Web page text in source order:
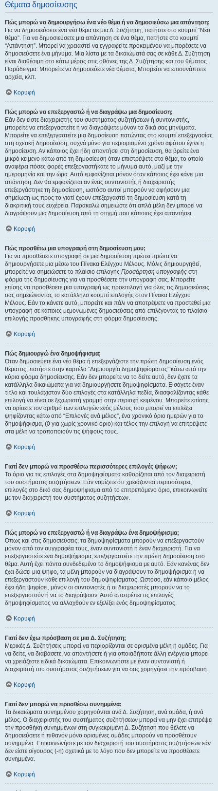
Θέματα δημοσίευσης
Πώς μπορώ να δημιουργήσω ένα νέο θέμα ή να δημοσιεύσω μια απάντηση;
Για να δημοσιεύσετε ένα νέο θέμα σε μια Δ. Συζήτηση, πατήστε στο κουμπί “Νέο
θέμα”. Για να δημοσιεύσετε μια απάντηση σε ένα θέμα, πατήστε στο κουμπί
“Απάντηση”. Μπορεί να χρειαστεί να εγγραφείτε προκειμένου να μπορέσετε να
δημοσιεύσετε ένα μήνυμα. Μια λίστα με τα δικαιώματά σας σε κάθε Δ. Συζήτηση
είναι διαθέσιμη στο κάτω μέρος στις οθόνες της Δ. Συζήτησης και του θέματος.
Παράδειγμα: Μπορείτε να δημοσιεύετε νέα θέματα, Μπορείτε να επισυνάπτετε
αρχεία, κλπ.
Κορυφή
Πώς μπορώ να επεξεργαστώ ή να διαγράψω μια δημοσίευση;
Εάν δεν είστε διαχειριστής του συστήματος συζητήσεων ή συντονιστής,
μπορείτε να επεξεργαστείτε ή να διαγράψετε μόνον τα δικά σας μηνύματα.
Μπορείτε να επεξεργαστείτε μια δημοσίευση πατώντας στο κουμπί επεξεργασίας
στη σχετική δημοσίευση, συχνά μόνο για περιορισμένο χρόνο αφότου έγινε η
δημοσίευση. Αν κάποιος έχει ήδη απαντήσει στη δημοσίευση, θα βρείτε ένα
μικρό κείμενο κάτω από τη δημοσίευση όταν επιστρέψετε στο θέμα, το οποίο
αναφέρει πόσες φορές επεξεργαστήκατε το μήνυμα αυτό, μαζί με την
ημερομηνία και την ώρα. Αυτό εμφανίζεται μόνον όταν κάποιος έχει κάνει μια
απάντηση. Δεν θα εμφανίζεται αν ένας συντονιστής ή διαχειριστής
επεξεργάστηκε τη δημοσίευση, ωστόσο αυτοί μπορούν να αφήσουν μια
σημείωση ως προς το γιατί έχουν επεξεργαστεί τη δημοσίευση κατά τη
διακριτική τους ευχέρεια. Παρακαλώ σημειώστε ότι απλά μέλη δεν μπορεί να
διαγράψουν μια δημοσίευση από τη στιγμή που κάποιος έχει απαντήσει.
Κορυφή
Πώς προσθέτω μια υπογραφή στη δημοσίευση μου;
Για να προσθέσετε υπογραφή σε μια δημοσίευση πρέπει πρώτα να
δημιουργήσετε μια μέσω του Πίνακα Ελέγχου Μέλους. Μόλις δημιουργηθεί,
μπορείτε να σημειώσετε το πλαίσιο επιλογής Προσάρτηση υπογραφής στη
φόρμα της δημοσίευσης για να προσθέσετε την υπογραφή σας. Μπορείτε
επίσης να προσθέσετε μια υπογραφή ως προεπιλογή για όλες τις δημοσιεύσεις
σας σημειώνοντας το κατάλληλο κουμπί επιλογής στον Πίνακα Ελέγχου
Μέλους. Εάν το κάνετε αυτό, μπορείτε και πάλι να αποτρέψετε να προστεθεί μια
υπογραφή σε κάποιες μεμονωμένες δημοσιεύσεις από-επιλέγοντας το πλαίσιο
επιλογής προσθήκης υπογραφής στη φόρμα δημοσίευσης.
Κορυφή
Πώς δημιουργώ ένα δημοψήφισμα;
Όταν δημοσιεύετε ένα νέο θέμα ή επεξεργάζεστε την πρώτη δημοσίευση ενός
θέματος, πατήστε στην καρτέλα “Δημιουργία δημοψηφίσματος” κάτω από την
κύρια φόρμα δημοσίευσης. Εάν δεν μπορείτε να το δείτε αυτό, δεν έχετε τα
κατάλληλα δικαιώματα για να δημιουργήσετε δημοψηφίσματα. Εισάγετε έναν
τίτλο και τουλάχιστον δύο επιλογές στα κατάλληλα πεδία, διασφαλίζοντας κάθε
επιλογή να είναι σε ξεχωριστή γραμμή στην περιοχή κειμένου. Μπορείτε επίσης
να ορίσετε τον αριθμό των επιλογών ενός μέλους που μπορεί να επιλέξει
ψηφίζοντας κάτω από “Επιλογές ανά μέλος”, ένα χρονικό όριο ημερών για το
δημοψήφισμα, (0 για χωρίς χρονικό όριο) και τέλος την επιλογή να επιτρέψετε
στα μέλη να τροποποιούν τις ψήφους τους.
Κορυφή
Γιατί δεν μπορώ να προσθέσω περισσότερες επιλογές ψήφων;
Το όριο για τις επιλογές στα δημοψηφίσματα καθορίζεται από τον διαχειριστή
του συστήματος συζητήσεων. Εάν νομίζετε ότι χρειάζονται περισσότερες
επιλογές στο δικό σας δημοψήφισμα από το επιτρεπόμενο όριο, επικοινωνείτε
με τον διαχειριστή του συστήματος συζητήσεων.
Κορυφή
Πώς μπορώ να επεξεργαστώ ή να διαγράψω ένα δημοψήφισμα;
Όπως και στις δημοσιεύσεις, τα δημοψηφίσματα μπορούν να επεξεργαστούν
μόνον από τον συγγραφέα τους, έναν συντονιστή ή έναν διαχειριστή. Για να
επεξεργαστείτε ένα δημοψήφισμα, επεξεργαστείτε την πρώτη δημοσίευση στο
θέμα. Αυτή έχει πάντα συνδεδεμένο το δημοψήφισμα με αυτό. Εάν κανένας δεν
έχει δώσει μια ψήφο, τα μέλη μπορούν να διαγράψουν το δημοψήφισμα ή να
επεξεργαστούν κάθε επιλογή του δημοψηφίσματος. Ωστόσο, εάν κάποιο μέλος
έχει ήδη ψηφίσει, μόνον οι συντονιστές ή οι διαχειριστές μπορούν να το
επεξεργαστούν ή να το διαγράψουν. Αυτό αποτρέπει τις επιλογές
δημοψηφίσματος να αλλαχθούν εν εξελίξει ενός δημοψηφίσματος.
Κορυφή
Γιατί δεν έχω πρόσβαση σε μια Δ. Συζήτηση;
Μερικές Δ. Συζητήσεις μπορεί να περιορίζονται σε ορισμένα μέλη ή ομάδες. Για
να δείτε, να διαβάσετε, να απαντήσετε ή για οποιαδήποτε άλλη ενέργεια μπορεί
να χρειάζεστε ειδικά δικαιώματα. Επικοινωνήστε με έναν συντονιστή ή
διαχειριστή του συστήματος συζητήσεων για να σας χορηγήσει την πρόσβαση.
Κορυφή
Γιατί δεν μπορώ να προσθέσω συνημμένα;
Τα δικαιώματα συνημμένου χορηγούνται ανά Δ. Συζήτηση, ανά ομάδα, ή ανά
μέλος. Ο διαχειριστής του συστήματος συζητήσεων μπορεί να μην έχει επιτρέψει
την προσθήκη συνημμένων στη συγκεκριμένη Δ. Συζήτηση που θέλετε να
δημοσιεύσετε ή πιθανόν μόνο ορισμένες ομάδες μπορούν να προσθέτουν
συνημμένα. Επικοινωνήστε με τον διαχειριστή του συστήματος συζητήσεων εάν
δεν είστε σίγουρος (-η) σχετικά με το λόγο που δεν μπορείτε να προσθέσετε
συνημμένα.
Κορυφή